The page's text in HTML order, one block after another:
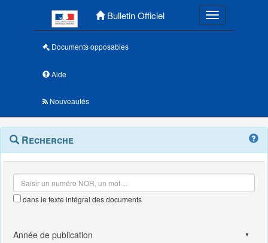
Bulletin Officiel Toggle
Documents opposables
Aide
Nouveautés
Navigation
outils
Menu
contextuel
Recherche
dans le texte intégral des documents